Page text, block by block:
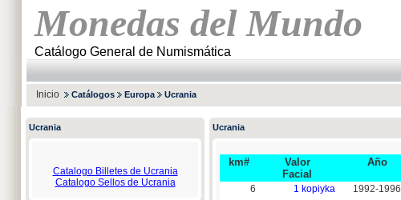
Monedas del Mundo
Catálogo General de Numismática
Inicio Catálogos Europa Ucrania
Ucrania
Catalogo Billetes de Ucrania
Catalogo Sellos de Ucrania
Ucrania
km#
Valor
Facial
Año
6
1 kopiyka
1992-1996